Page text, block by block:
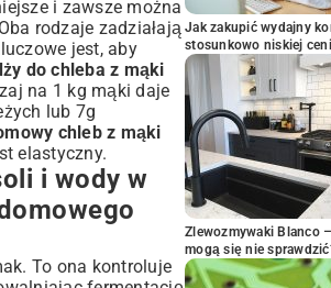
i zawsze można
rodzaje zadziałają
jest, aby
do chleba z mąki
na 1 kg mąki daje
lub 7g
chleb z mąki
elastyczny.
i wody w
To ona kontroluje
Jak zakupić wydajny
stosunkowo niskiej
Zlewozmywaki Blanco
mogą się nie